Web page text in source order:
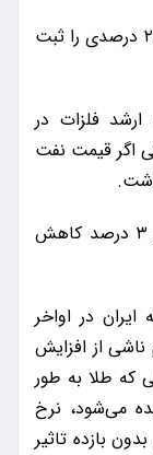
این فلز گرانبها طی هفته گذشته، کاهش ۲.۳ درصدی را ثبت
فلزات در
اگر قیمت نفت
قیمت نفت در معاملات روز جمعه بیش از ۳ درصد کاهش
در اواخر
ناشی از افزایش
که طلا به طور
می‌شود، نرخ
بازده تاثیر